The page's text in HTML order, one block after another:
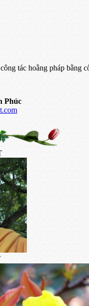
tác hoằng pháp bằng
Phúc